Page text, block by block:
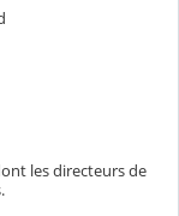
les directeurs de